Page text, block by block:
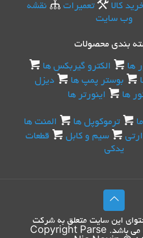
کالا تعمیرات
نقشه
وب سایت
بندی محصولات
ها
الکترو گیربکس ها
بوستر پمپ ها
دیزل
ها
اینورتر ها
ترموکوپل ها
المنت ها
سیم و کابل
قطعات
یدکی
اين سايت متعلق به شرکت
می باشد. Copyright Parse